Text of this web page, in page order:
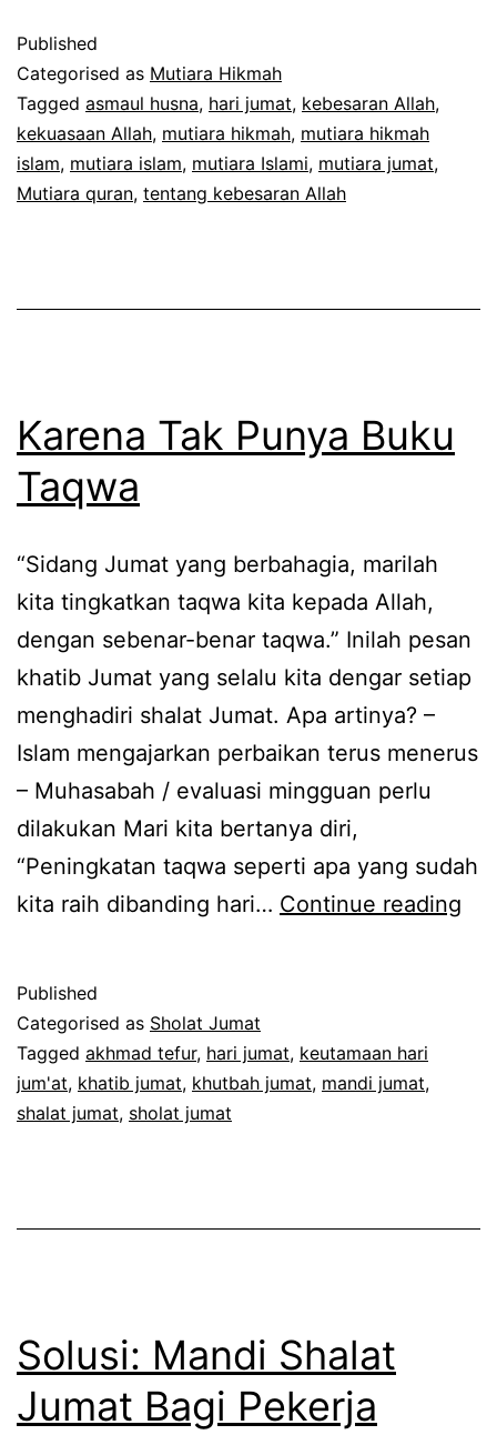
Published
Categorised as Mutiara Hikmah
Tagged asmaul husna, hari jumat, kebesaran Allah,
kekuasaan Allah, mutiara hikmah, mutiara hikmah
islam, mutiara islam, mutiara Islami, mutiara jumat,
Mutiara quran, tentang kebesaran Allah
Karena Tak Punya Buku
Taqwa
“Sidang Jumat yang berbahagia, marilah
kita tingkatkan taqwa kita kepada Allah,
dengan sebenar-benar taqwa.” Inilah pesan
khatib Jumat yang selalu kita dengar setiap
menghadiri shalat Jumat. Apa artinya? –
Islam mengajarkan perbaikan terus menerus
– Muhasabah / evaluasi mingguan perlu
dilakukan Mari kita bertanya diri,
“Peningkatan taqwa seperti apa yang sudah
kita raih dibanding hari… Continue reading
Published
Categorised as Sholat Jumat
Tagged akhmad tefur, hari jumat, keutamaan hari
jum'at, khatib jumat, khutbah jumat, mandi jumat,
shalat jumat, sholat jumat
Solusi: Mandi Shalat
Jumat Bagi Pekerja